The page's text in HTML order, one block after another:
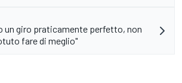
un giro praticamente perfetto, non
fare di meglio"